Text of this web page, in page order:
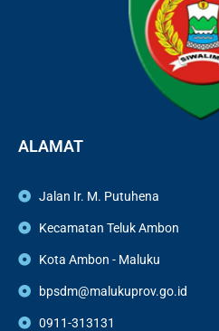
ALAMAT
Jalan Ir. M. Putuhena
Kecamatan Teluk Ambon
Kota Ambon - Maluku
bpsdm@malukuprov.go.id
0911-313131